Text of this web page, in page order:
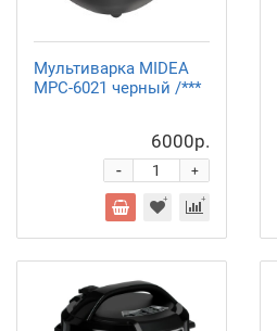
Мультиварка MIDEA
MPC-6021 черный /***
6000р.
+
-